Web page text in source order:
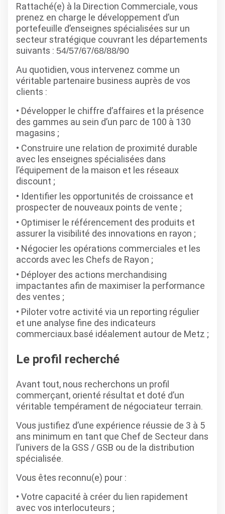
Rattaché(e) à la Direction Commerciale, vous
prenez en charge le développement d’un
portefeuille d’enseignes spécialisées sur un
secteur stratégique couvrant les départements
suivants : 54/57/67/68/88/90
Au quotidien, vous intervenez comme un
véritable partenaire business auprès de vos
clients :
Développer le chiffre d’affaires et la présence
des gammes au sein d’un parc de 100 à 130
magasins ;
Construire une relation de proximité durable
avec les enseignes spécialisées dans
l’équipement de la maison et les réseaux
discount ;
Identifier les opportunités de croissance et
prospecter de nouveaux points de vente ;
Optimiser le référencement des produits et
assurer la visibilité des innovations en rayon ;
Négocier les opérations commerciales et les
accords avec les Chefs de Rayon ;
Déployer des actions merchandising
impactantes afin de maximiser la performance
des ventes ;
Piloter votre activité via un reporting régulier
et une analyse fine des indicateurs
commerciaux.basé idéalement autour de Metz ;
Le profil recherché
Avant tout, nous recherchons un profil
commerçant, orienté résultat et doté d’un
véritable tempérament de négociateur terrain.
Vous justifiez d’une expérience réussie de 3 à 5
ans minimum en tant que Chef de Secteur dans
l’univers de la GSS / GSB ou de la distribution
spécialisée.
Vous êtes reconnu(e) pour :
Votre capacité à créer du lien rapidement
avec vos interlocuteurs ;